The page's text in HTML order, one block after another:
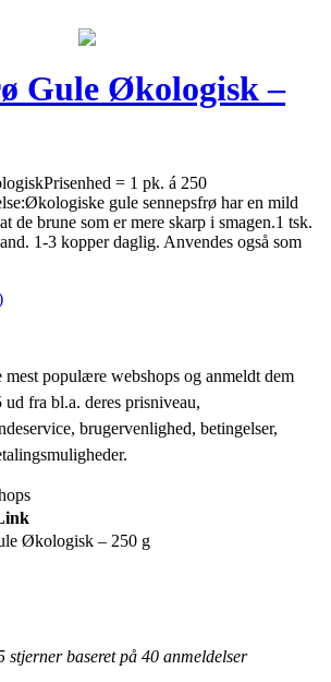
Gule Økologisk –
= 1 pk. á 250
gule sennepsfrø har en mild
de brune som er mere skarp i smagen.1 tsk.
1-3 kopper daglig. Anvendes også som
mest populære webshops og anmeldt dem
fra bl.a. deres prisniveau,
brugervenlighed, betingelser,
Økologisk – 250 g
stjerner baseret på 40 anmeldelser